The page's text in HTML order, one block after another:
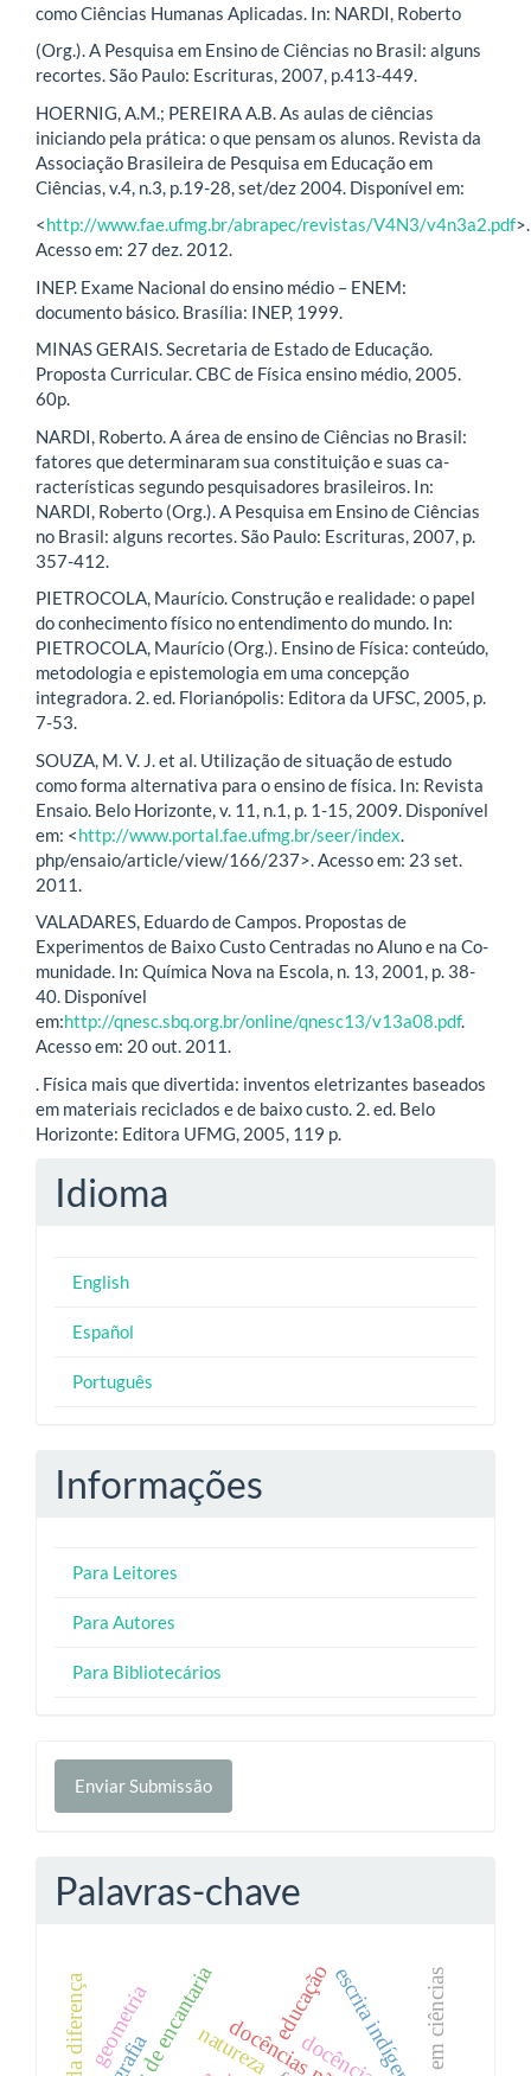
como Ciências Humanas Aplicadas. In: NARDI, Roberto
(Org.). A Pesquisa em Ensino de Ciências no Brasil: alguns
recortes. São Paulo: Escrituras, 2007, p.413-449.
HOERNIG, A.M.; PEREIRA A.B. As aulas de ciências
iniciando pela prática: o que pensam os alunos. Revista da
Associação Brasileira de Pesquisa em Educação em
Ciências, v.4, n.3, p.19-28, set/dez 2004. Disponível em:
<http://www.fae.ufmg.br/abrapec/revistas/V4N3/v4n3a2.pdf>.
Acesso em: 27 dez. 2012.
INEP. Exame Nacional do ensino médio – ENEM:
documento básico. Brasília: INEP, 1999.
MINAS GERAIS. Secretaria de Estado de Educação.
Proposta Curricular. CBC de Física ensino médio, 2005.
60p.
NARDI, Roberto. A área de ensino de Ciências no Brasil:
fatores que determinaram sua constituição e suas ca-
racterísticas segundo pesquisadores brasileiros. In:
NARDI, Roberto (Org.). A Pesquisa em Ensino de Ciências
no Brasil: alguns recortes. São Paulo: Escrituras, 2007, p.
357-412.
PIETROCOLA, Maurício. Construção e realidade: o papel
do conhecimento físico no entendimento do mundo. In:
PIETROCOLA, Maurício (Org.). Ensino de Física: conteúdo,
metodologia e epistemologia em uma concepção
integradora. 2. ed. Florianópolis: Editora da UFSC, 2005, p.
7-53.
SOUZA, M. V. J. et al. Utilização de situação de estudo
como forma alternativa para o ensino de física. In: Revista
Ensaio. Belo Horizonte, v. 11, n.1, p. 1-15, 2009. Disponível
em: <http://www.portal.fae.ufmg.br/seer/index
php/ensaio/article/view/166/237>. Acesso em: 23 set.
2011.
VALADARES, Eduardo de Campos. Propostas de
Experimentos de Baixo Custo Centradas no Aluno e na Co-
munidade. In: Química Nova na Escola, n. 13, 2001, p. 38-
40. Disponível
em:http://qnesc.sbq.org.br/online/qnesc13/v13a08.pdf.
Acesso em: 20 out. 2011.
. Física mais que divertida: inventos eletrizantes baseados
em materiais reciclados e de baixo custo. 2. ed. Belo
Horizonte: Editora UFMG, 2005, 119 p.
Idioma
English
Español
Português
Informações
Para Leitores
Para Autores
Para Bibliotecários
Enviar
Submissão
Enviar Submissão
Palavras-chave
educação
docência
escrita indígena
natureza
geometria